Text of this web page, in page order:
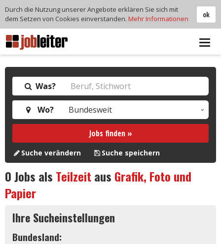
Was?
Wo?
Jobs finden »
Suche verändern Suche speichern
0Jobs als Teilzeitaus Grafik, Foto und
Papier
Ihre Sucheinstellungen
Bundesland:
ok
Durch die Nutzung unserer Angebote erklären Sie sich mit
dem Setzen von Cookies einverstanden. Mehr Informationen